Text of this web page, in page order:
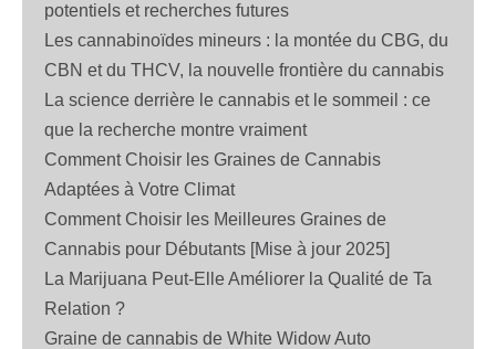
potentiels et recherches futures
Les cannabinoïdes mineurs : la montée du CBG, du
CBN et du THCV, la nouvelle frontière du cannabis
La science derrière le cannabis et le sommeil : ce
que la recherche montre vraiment
Comment Choisir les Graines de Cannabis
Adaptées à Votre Climat
Comment Choisir les Meilleures Graines de
Cannabis pour Débutants [Mise à jour 2025]
La Marijuana Peut-Elle Améliorer la Qualité de Ta
Relation ?
Graine de cannabis de White Widow Auto